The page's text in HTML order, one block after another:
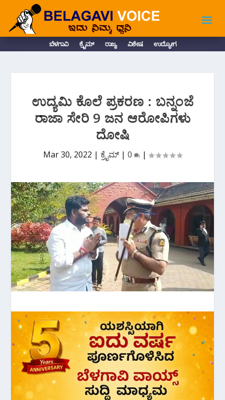
ಬೆಳಗಾವಿ ಕ್ರೈಮ್ ರಾಜ್ಯ ವಿಶೇಷ ಉದ್ಯೋಗ
ಉದ್ಯಮಿ ಕೊಲೆ ಪ್ರಕರಣ : ಬನ್ನಂಜೆ
ರಾಜಾ ಸೇರಿ 9 ಜನ ಆರೋಪಿಗಳು
ದೋಷಿ
Mar 30, 2022 | ಕ್ರೈಮ್| 0 |